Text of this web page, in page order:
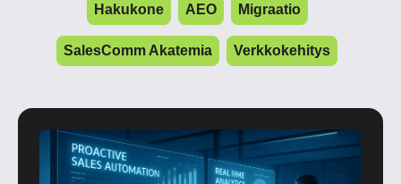
Hakukone AEO Migraatio
SalesComm Akatemia Verkkokehitys